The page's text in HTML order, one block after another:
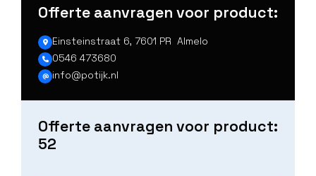
Offerte aanvragen voor product:
Einsteinstraat 6, 7601 PR Almelo
0546 473680
info@potijk.nl
Offerte aanvragen voor product:
52